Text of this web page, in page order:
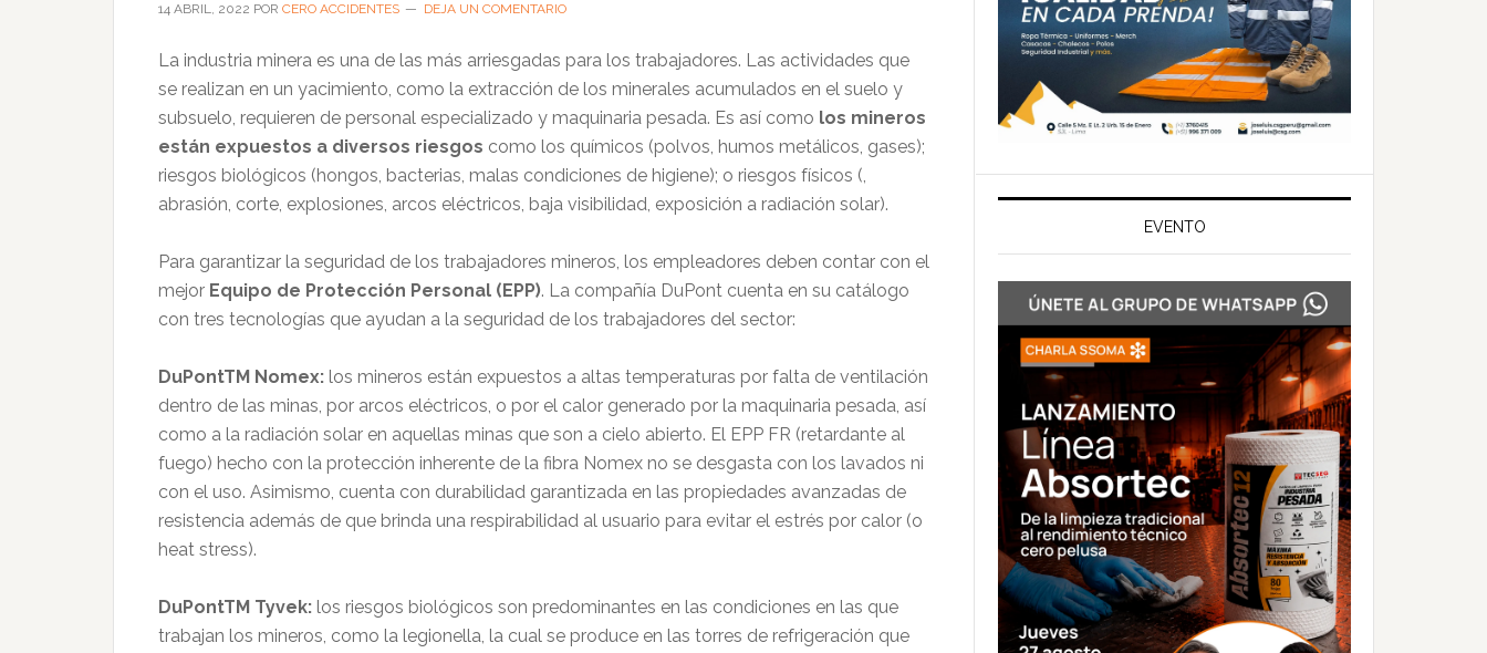
14 ABRIL, 2022 POR CERO ACCIDENTES DEJA UN COMENTARIO
La industria minera es una de las más arriesgadas para los trabajadores. Las actividades que
se realizan en un yacimiento, como la extracción de los minerales acumulados en el suelo y
subsuelo, requieren de personal especializado y maquinaria pesada. Es así como los mineros
están expuestos a diversos riesgos como los químicos (polvos, humos metálicos, gases);
riesgos biológicos (hongos, bacterias, malas condiciones de higiene); o riesgos físicos (,
abrasión, corte, explosiones, arcos eléctricos, baja visibilidad, exposición a radiación solar).
Para garantizar la seguridad de los trabajadores mineros, los empleadores deben contar con el
mejor Equipo de Protección Personal (EPP). La compañía DuPont cuenta en su catálogo
con tres tecnologías que ayudan a la seguridad de los trabajadores del sector:
DuPontTM Nomex: los mineros están expuestos a altas temperaturas por falta de ventilación
dentro de las minas, por arcos eléctricos, o por el calor generado por la maquinaria pesada, así
como a la radiación solar en aquellas minas que son a cielo abierto. El EPP FR (retardante al
fuego) hecho con la protección inherente de la fibra Nomex no se desgasta con los lavados ni
con el uso. Asimismo, cuenta con durabilidad garantizada en las propiedades avanzadas de
resistencia además de que brinda una respirabilidad al usuario para evitar el estrés por calor (o
heat stress).
DuPontTM Tyvek: los riesgos biológicos son predominantes en las condiciones en las que
trabajan los mineros, como la legionella, la cual se produce en las torres de refrigeración que
EVENTO